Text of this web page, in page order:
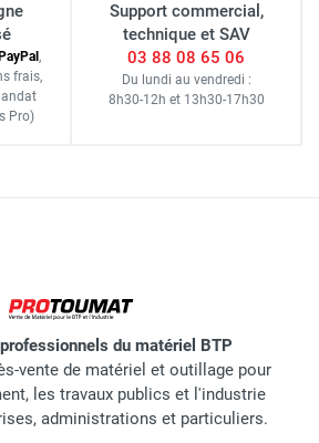
PayPal ,
frais,
Pro)
Support commercial,
technique et SAV
03 88 08 65 06
Du lundi au vendredi :
8h30-12h et 13h30-17h30
du matériel BTP
vente de matériel et outillage pour
les travaux publics et l'industrie
administrations et particuliers.